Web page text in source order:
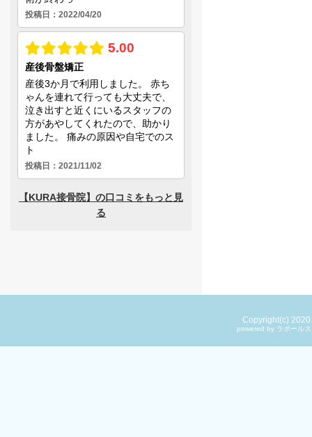
Copyright(c) 2020
powered by ラポール